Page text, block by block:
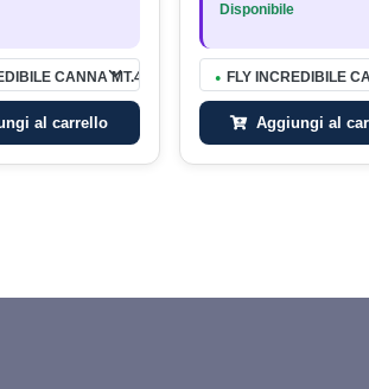
CANNA MT.4,50 AZ.3 10-50GR
al carrello
con…Disponibile
● FLY INCREDIBILE
Aggiungi al